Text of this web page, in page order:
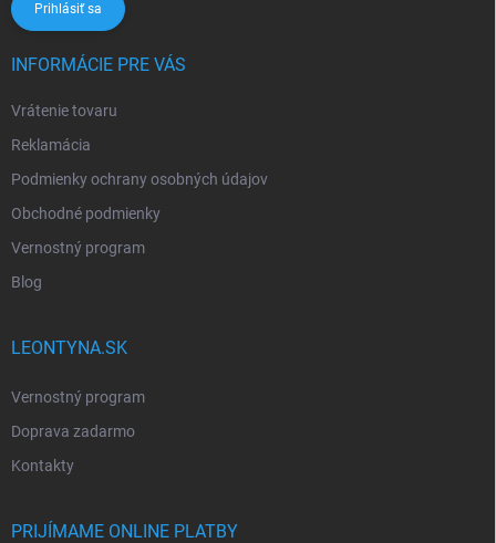
Prihlásiť sa
INFORMÁCIE PRE VÁS
Vrátenie tovaru
Reklamácia
Podmienky ochrany osobných údajov
Obchodné podmienky
Vernostný program
Blog
LEONTYNA.SK
Vernostný program
Doprava zadarmo
Kontakty
PRIJÍMAME ONLINE PLATBY